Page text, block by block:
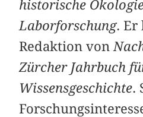
historische
Laborforschung. Er
Redaktion von
Zürcher Jahrbuch
Wissensgeschichte.